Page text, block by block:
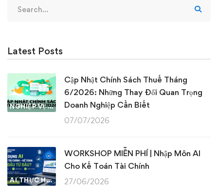
for:
Latest Posts
NGHIỆP VỤ KẾ TOÁN & THUẾ
Cập Nhật Chính Sách Thuế Tháng
6/2026: Những Thay Đổi Quan Trọng
Doanh Nghiệp Cần Biết
07/07/2026
AI THỰC HÀNH
WORKSHOP MIỄN PHÍ | Nhập Môn AI
Cho Kế Toán Tài Chính
27/06/2026